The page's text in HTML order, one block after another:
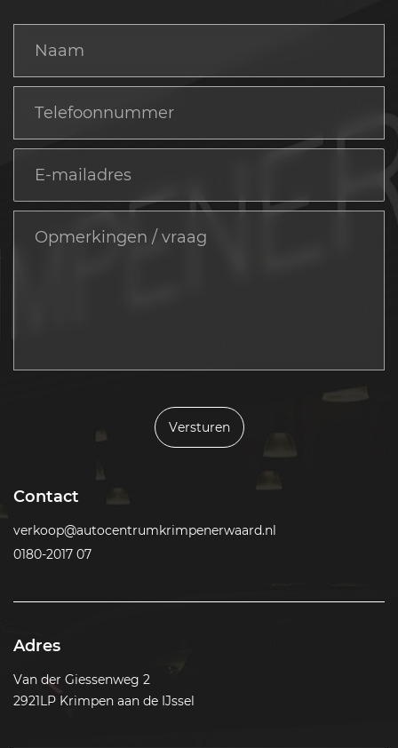
Versturen
Contact
verkoop@autocentrumkrimpenerwaard.nl
0180-2017 07
Adres
Van der Giessenweg 2
2921LP Krimpen aan de IJssel